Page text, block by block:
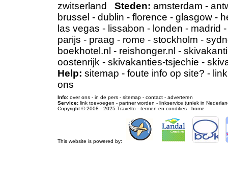
zwitserland Steden: amsterdam -
brussel - dublin - florence - glasgow -
las vegas - lissabon - londen - madrid
parijs - praag - rome - stockholm -
boekhotel.nl - reishonger.nl -
oostenrijk - skivakanties-tsjechie -
Help: sitemap - foute info op site? -
ons
Info: over ons - in de pers - sitemap - contact - adverteren
Service: link toevoegen - partner worden - linkservice (uniek in
Copyright © 2008 - 2025 Travelto - termen en condities - home
This website is powered by: